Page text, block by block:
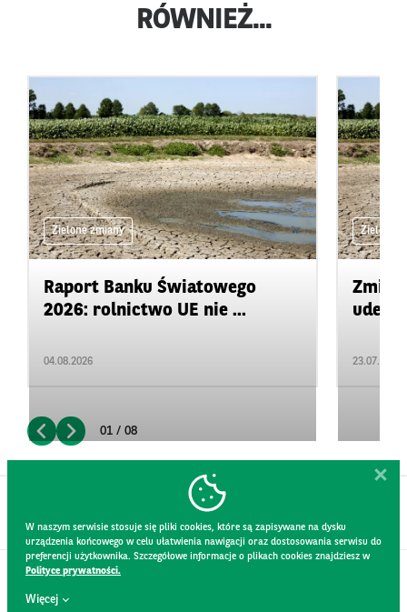
RÓWNIEŻ...
Zielone zmiany
Raport Banku Światowego
2026: rolnictwo UE nie ...
04.08.2026
Zielone
23.07.2026
01 / 08
W naszym serwisie stosuje się pliki cookies, które są zapisywane na dysku
urządzenia końcowego w celu ułatwienia nawigacji oraz dostosowania serwisu do
preferencji użytkownika. Szczegółowe informacje o plikach cookies znajdziesz w
Polityce prywatności.
Więcej
KONTAKT
REGULAMIN STRONY